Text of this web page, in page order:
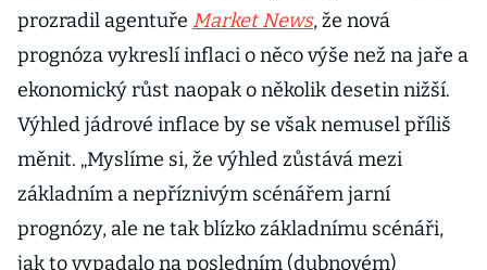
prozradil agentuře Market News, že nová
prognóza vykreslí inflaci o něco výše než na jaře a
ekonomický růst naopak o několik desetin nižší.
Výhled jádrové inflace by se však nemusel příliš
měnit. „Myslíme si, že výhled zůstává mezi
základním a nepříznivým scénářem jarní
prognózy, ale ne tak blízko základnímu scénáři,
jak to vypadalo na posledním (dubnovém)